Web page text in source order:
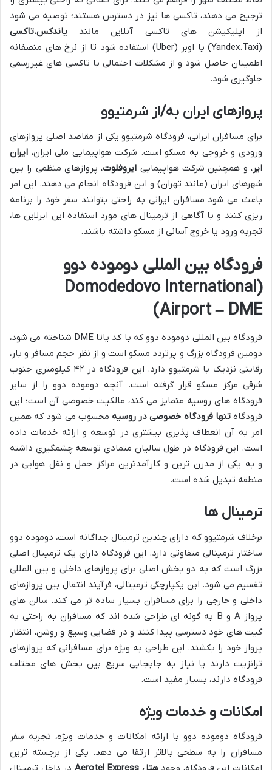
ترجیح می دهند، تاکسی ها نیز در دسترس هستند؛ توصیه می شود
از اپلیکیشن های تاکسی آنلاین مانند یاندکس.تاکسی
(Yandex.Taxi) یا اوبر (Uber) استفاده شود تا از نرخ های منصفانه
اطمینان حاصل شود و از مشکلات احتمالی با تاکسی های غیررسمی
جلوگیری شود.
پروازهای ایران به/از شرمتیوو
برای مسافران ایرانی، فرودگاه شرمتیوو یکی از مقاصد اصلی پروازهای
ورودی و خروجی به مسکو است. شرکت هواپیمایی ملی ایران، ایران
ایر، و همچنین شرکت هواپیمایی ایروفلوت، پروازهای منظمی را بین
شهرهای ایران (مانند تهران) و این فرودگاه انجام می دهند. این امر
باعث می شود مسافران ایرانی به راحتی بتوانند سفر خود را برنامه
ریزی کنند و با آگاهی از ترمینال های مورد استفاده این ایرلاین ها،
تجربه ورود یا خروج آسانی از مسکو داشته باشند.
فرودگاه بین المللی دوموده دوو
(Domodedovo International
Airport – DME)
فرودگاه بین المللی دوموده دوو که با کد یاتا DME شناخته می شود،
دومین فرودگاه بزرگ و پرتردد مسکو است و از نظر حجم مسافر و بار،
رقابتی نزدیک با شرمتیوو دارد. این فرودگاه در ۴۲ کیلومتری جنوب
شرقی مرکز مسکو قرار گرفته است. آنچه دوموده دوو را از سایر
فرودگاه های روسیه متمایز می کند، مالکیت خصوصی آن است؛ این
فرودگاهتنها فرودگاه خصوصی در روسیه محسوب می شود که همین
امر به آن انعطاف پذیری بیشتری در توسعه و ارائه خدمات داده
است. این فرودگاه در طول سالیان متمادی توسعه چشمگیری داشته
و به یکی از مدرن ترین و کارآمدترین مراکز حمل و نقل هوایی در
منطقه تبدیل شده است.
ترمینال ها
برخلاف شرمتیوو که دارای چندین ترمینال جداگانه است، دوموده دوو
ساختار ترمینالی متفاوتی دارد. این فرودگاه دارای یک ترمینال اصلی
بزرگ است که به دو بخش اصلی برای پروازهای داخلی و بین المللی
تقسیم می شود. این یکپارچگی ترمینالی، فرآیند انتقال بین پروازهای
داخلی و خارجی را برای مسافران بسیار ساده تر می کند. سالن های
پرواز A و B به گونه ای طراحی شده اند که مسافران به راحتی به
گیت های خود دسترسی پیدا کنند و در فضایی وسیع و روشن، انتظار
پرواز خود را بکشند. این طراحی به ویژه برای مسافرانی که پروازهای
ترانزیت دارند یا نیاز به جابجایی سریع بین بخش های مختلف
فرودگاه دارند، بسیار مفید است.
امکانات و خدمات ویژه
فرودگاه دوموده دوو با ارائه امکانات و خدمات ویژه، تجربه سفر
مسافران را به سطحی بالاتر ارتقا می دهد. یکی از برجسته ترین